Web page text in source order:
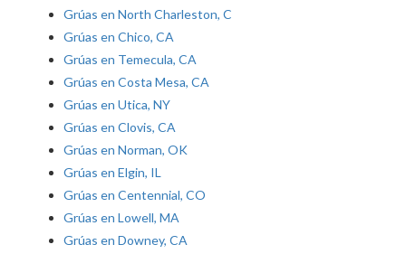
Grúas en North Charleston, C
Grúas en Chico, CA
Grúas en Temecula, CA
Grúas en Costa Mesa, CA
Grúas en Utica, NY
Grúas en Clovis, CA
Grúas en Norman, OK
Grúas en Elgin, IL
Grúas en Centennial, CO
Grúas en Lowell, MA
Grúas en Downey, CA